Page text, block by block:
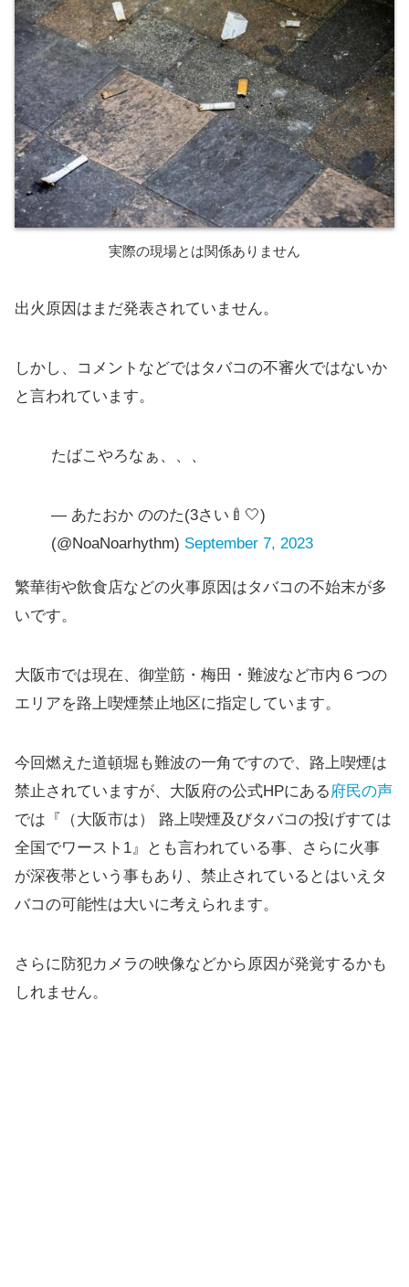
実際の現場とは関係ありません
出火原因はまだ発表されていません。
しかし、コメントなどではタバコの不審火ではないか
と言われています。
たばこやろなぁ、、、
— あたおか ののた(3さい🍼🤍)
(@NoaNoarhythm) September 7, 2023
繁華街や飲食店などの火事原因はタバコの不始末が多
いです。
大阪市では現在、御堂筋・梅田・難波など市内６つの
エリアを路上喫煙禁止地区に指定しています。
今回燃えた道頓堀も難波の一角ですので、路上喫煙は
禁止されていますが、大阪府の公式HPにある府民の声
では『（大阪市は） 路上喫煙及びタバコの投げすては
全国でワースト1』とも言われている事、さらに火事
が深夜帯という事もあり、禁止されているとはいえタ
バコの可能性は大いに考えられます。
さらに防犯カメラの映像などから原因が発覚するかも
しれません。